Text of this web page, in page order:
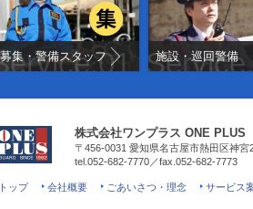
募集・警備スタッフ 施設・巡回警備
株式会社ワンプラス ONE PLUS
〒456-0031 愛知県名古屋市熱田区神
tel.052-682-7770／fax.052-682-7773
トップ 会社概要 ごあいさつ・理念 サービス